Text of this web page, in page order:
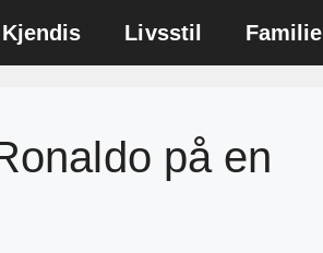
Kjendis Livsstil Familie
på en